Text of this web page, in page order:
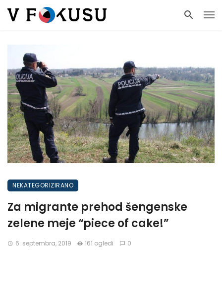
NEKATEGORIZIRANO
Za migrante prehod šengenske
zelene meje “piece of cake!”
6. septembra, 2019 161 ogledi 0